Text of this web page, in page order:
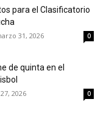
para el Clasificatorio
31, 2026 0
de quinta en el
2026 0